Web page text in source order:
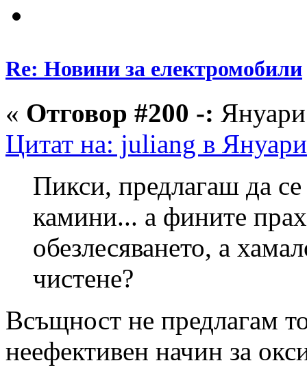
Re: Новини за електромобили
« Отговор #200 -:
Цитат на: juliang в
Пикси, предлагаш да
камини... а фините
обезлесяването, а
чистене?
Всъщност не предлагам
неефективен начин за